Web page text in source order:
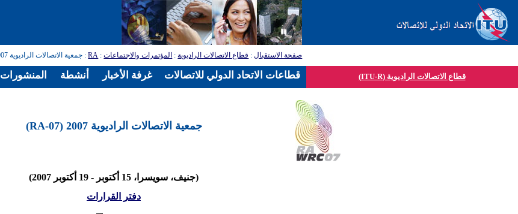
صفحة الاستقبال: قطاع الاتصالات الراديوية: المؤتمرات والاجتماعات:
RA: جمعية الاتصالات الراديوية 2007 (RA-07)
قطاع الاتصالات الراديوية (ITU-R)
جمعية الاتصالات الراديوية 2007 (RA-07)
(جنيف، سويسرا، 15 أكتوبر - 19 أكتوبر 2007)
دفتر القرارات
المنشورات أنشطة غرفة الأخبار قطاعات الاتحاد الدولي للاتصالات